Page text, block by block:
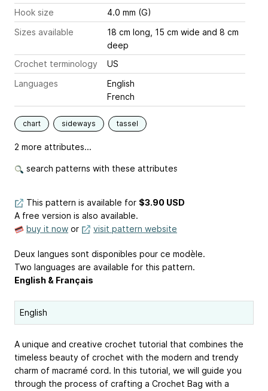
Hook size
4.0 mm (G)
Sizes available
18 cm long, 15 cm wide and 8 cm
deep
Crochet terminology
US
Languages
English
French
chart sideways tassel
2 more attributes...
search patterns with these attributes
This pattern is available for $3.90 USD
A free version is also available.
buy it now or visit pattern website
Deux langues sont disponibles pour ce modèle.
Two languages are available for this pattern.
English & Français
English
A unique and creative crochet tutorial that combines the
timeless beauty of crochet with the modern and trendy
charm of macramé cord. In this tutorial, we will guide you
through the process of crafting a Crochet Bag with a